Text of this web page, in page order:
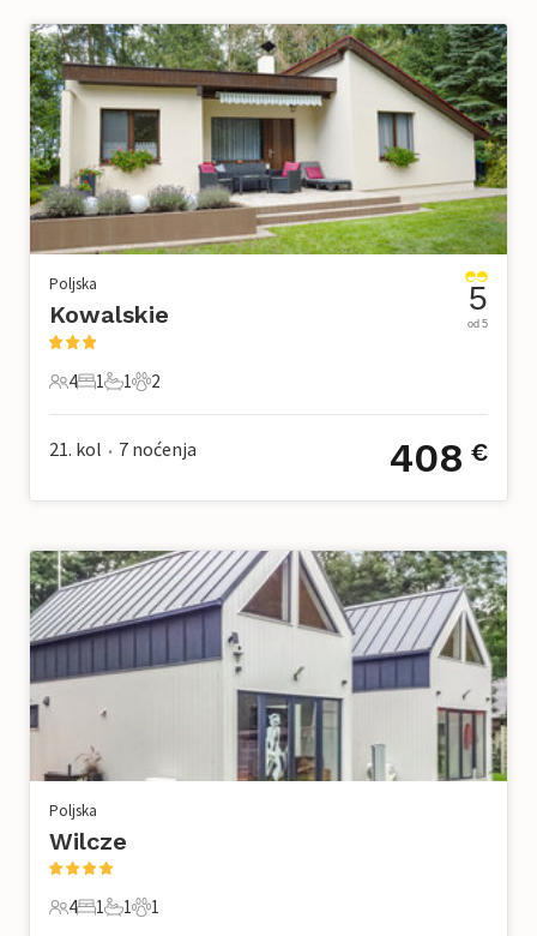
Poljska
Kowalskie
4 Gosti
4
1 Spavaća soba
1
1 Kupaonica
1
2 Kućni ljubimac
2
5
od 5
21. kol • 7 noćenja 408 €
Poljska
Wilcze
4 Gosti
4
1 Spavaća soba
1
1 Kupaonica
1
1 Kućni ljubimac
1